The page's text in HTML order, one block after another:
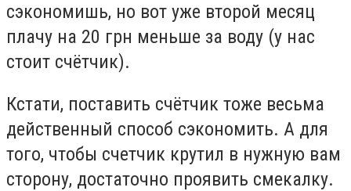
сэкономишь, но вот уже второй месяц
плачу на 20 грн меньше за воду (у нас
стоит счётчик).
Кстати, поставить счётчик тоже весьма
действенный способ сэкономить. А для
того, чтобы счетчик крутил в нужную вам
сторону, достаточно проявить смекалку.